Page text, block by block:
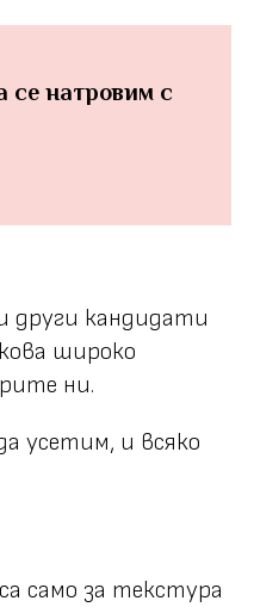
се натровим с
други кандидати
широко
ни.
усетим, и всяко
само за текстура